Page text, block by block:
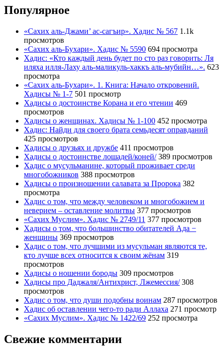
Популярное
«Сахих аль-Джами’ ас-сагъир». Хадис № 567 1.1k
просмотров
«Сахих аль-Бухари». Хадис № 5590 694 просмотра
Хадис: «Кто каждый день будет по сто раз говорить: Ля
иляха илля-Лаху аль-маликуль-хаккъ аль-мубийн…». 623
просмотра
«Сахих аль-Бухари». 1. Книга: Начало откровений.
Хадисы № 1-7 501 просмотр
Хадисы о достоинстве Корана и его чтении 469
просмотров
Хадисы о женщинах. Хадисы № 1-100 452 просмотра
Хадис: Найди для своего брата семьдесят оправданий
425 просмотров
Хадисы о друзьях и дружбе 411 просмотров
Хадисы о достоинстве лошадей/коней/ 389 просмотров
Хадис о мусульманине, который проживает среди
многобожников 388 просмотров
Хадисы о произношении салавата за Пророка 382
просмотра
Хадис о том, что между человеком и многобожием и
неверием – оставление молитвы 377 просмотров
«Сахих Муслим». Хадис № 2749/11 377 просмотров
Хадисы о том, что большинство обитателей Ада −
женщины 369 просмотров
Хадис о том, что лучшими из мусульман являются те,
кто лучше всех относится к своим жёнам 319
просмотров
Хадисы о ношении бороды 309 просмотров
Хадисы про Даджаля/Антихрист, Лжемессия/ 308
просмотров
Хадис о том, что души подобны воинам 287 просмотров
Хадис об оставлении чего-то ради Аллаха 271 просмотр
«Сахих Муслим». Хадис № 1422/69 252 просмотра
Свежие комментарии